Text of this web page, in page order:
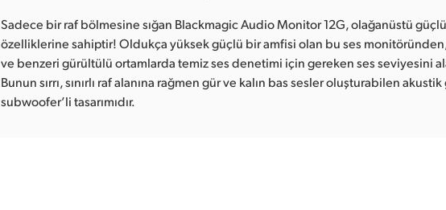
Sadece bir raf bölmesine sığan Blackmagic Audio Monitor 12G, olağanüstü
özelliklerine sahiptir! Oldukça yüksek güçlü bir amfisi olan bu ses
ve benzeri gürültülü ortamlarda temiz ses denetimi için gereken ses seviyesini
Bunun sırrı, sınırlı raf alanına rağmen gür ve kalın bas sesler oluşturabilen
subwoofer’li tasarımıdır.